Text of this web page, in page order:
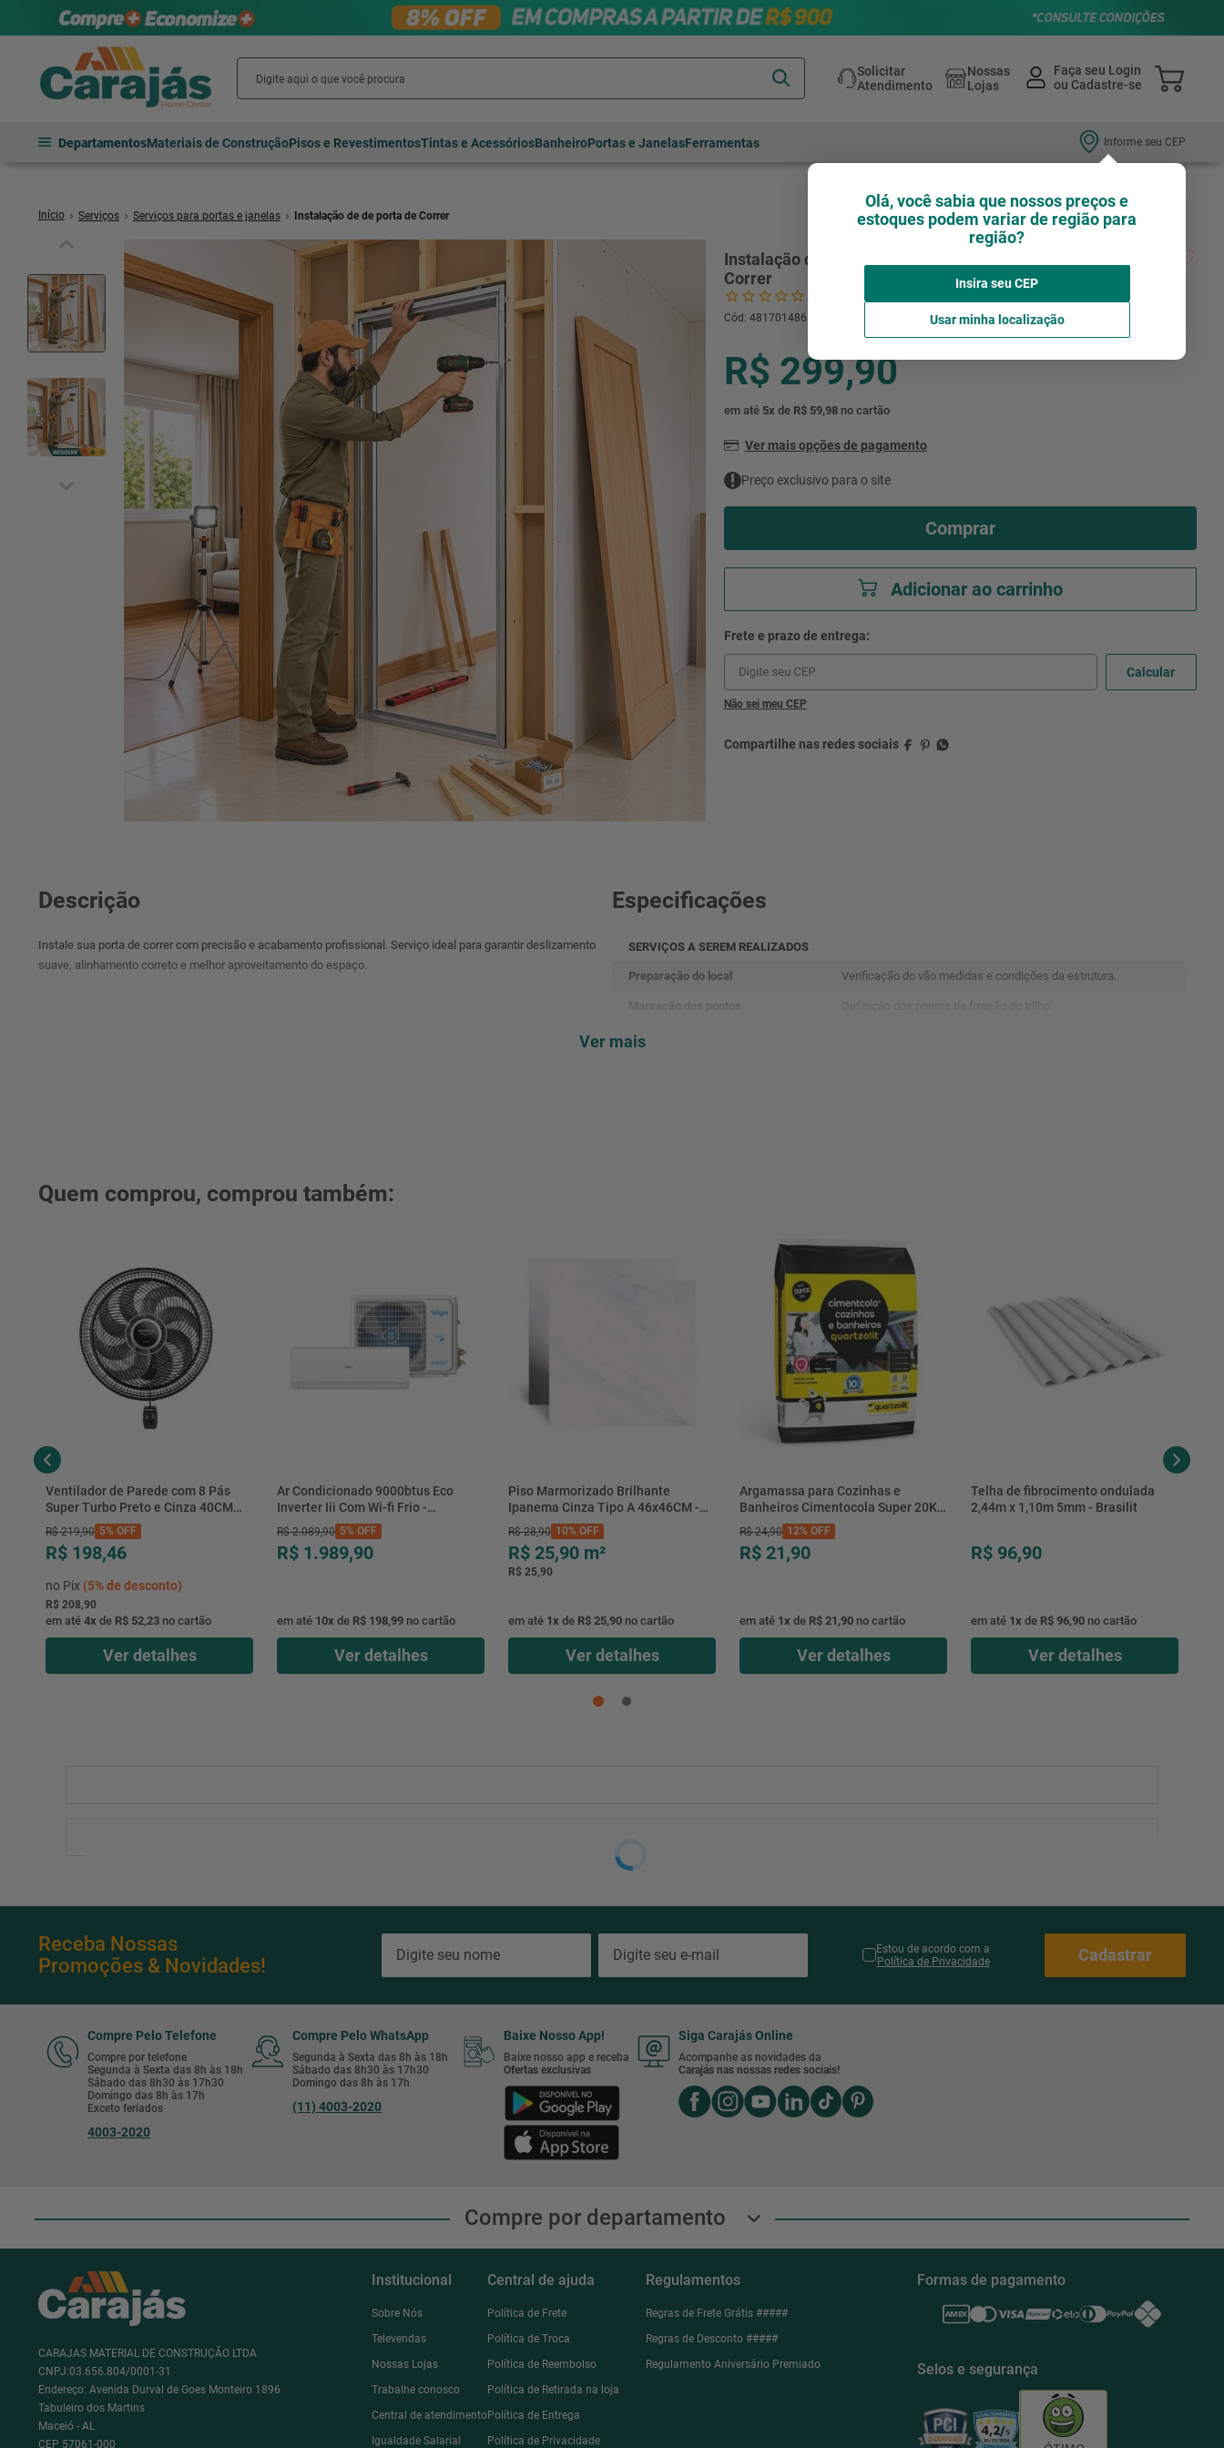
Solicitar
Atendimento
Nossas
Lojas
DepartamentosMateriais de ConstruçãoPisos e RevestimentosTintas e AcessóriosBanheiroPortas e JanelasFerramentas Informe seu CEP
Olá, você sabia que nossos preços e
estoques podem variar de região para
região?
Insira seu CEP
Usar minha localização
Serviços Serviços para portas e janelas Instalação de de porta de Correr
Instalação de de porta de
Correr
Cód: 481701486
R$ 299,90
em até 5x de R$ 59,98no cartão
Ver mais opções de pagamento
Preço exclusivo para o site
Comprar
Adicionar ao carrinho
Não sei meu CEP
Descrição
Instale sua porta de correr com precisão e acabamento profissional. Serviço ideal para garantir deslizamento
suave, alinhamento correto e melhor aproveitamento do espaço.
Especificações
SERVIÇOS A SEREM REALIZADOS
Preparação do local Verificação do vão medidas e condições da estrutura.
Marcação dos pontos Definição dos pontos de fixação do trilho.
Furação
Verificação do deslizamento e fechamento.
90 dias sobre o serviço
Instalaçãoda porta de correr no local preparado
Fornecimentoda porta trilhos especiais ou adaptações
estruturais
Consultara loja
Ver mais
Quem comprou, comprou também:
Ventilador de Parede com 8 Pás
Super Turbo Preto e Cinza 40CM
220V 140W - VTX-40P-8P - Mondial
R$ 219,90 5% OFF
R$ 198,46
no Pix (5%de desconto)
R$ 208,90
em até 4x de R$ 52,23 no cartão
Ver detalhes
Ar Condicionado 9000btus Eco
Inverter Iii Com Wi-fi Frio -
Hjfe09c2cg|hjfi09c2wg - Elgin
R$ 2.089,90 5% OFF
R$ 1.989,90
em até 10x de R$ 198,99 no cartão
Ver detalhes
Piso Marmorizado Brilhante
Ipanema Cinza Tipo A 46x46CM -
01.012771 - Cerbras
R$ 28,90 10% OFF
R$ 25,90 m²
R$ 25,90
em até 1x de R$ 25,90 no cartão
Ver detalhes
Argamassa para Cozinhas e
Banheiros Cimentocola Super 20KG
- 0118.00001.0020PL - Quartzolit
R$ 24,90 12% OFF
R$ 21,90
em até 1x de R$ 21,90 no cartão
Ver detalhes
Telha de fibrocimento ondulada
2,44m x 1,10m 5mm - Brasilit
R$ 96,90
em até 1x de R$ 96,90 no cartão
Ver detalhes
Receba Nossas
Promoções & Novidades!
Estou de acordo com a
Política de Privacidade
Cadastrar
Compre Pelo Telefone
Compre por telefone
Segunda à Sexta das 8h às 18h
Sábado das 8h30 às 17h30
Domingo das 8h às 17h
Exceto feriados
4003-2020
Compre Pelo WhatsApp
Segunda à Sexta das 8h às 18h
Sábado das 8h30 às 17h30
Domingo das 8h às 17h
(11) 4003-2020
Baixe Nosso App!
Baixe nosso app e receba
Ofertas exclusivas
Siga Carajás Online
Acompanhe as novidades da
Carajás nas nossas redes sociais!
Compre por departamento
CARAJAS MATERIAL DE CONSTRUÇÃO LTDA
CNPJ:03.656.804/0001-31
Endereço: Avenida Durval de Goes Monteiro 1896
Tabuleiro dos Martins
Maceió - AL
CEP 57061-000
Institucional
Sobre Nós
Televendas
Nossas Lojas
Trabalhe conosco
Central de atendimento
Igualdade Salarial
Central de ajuda
Política de Frete
Política de Troca
Política de Reembolso
Política de Retirada na loja
Política de Entrega
Política de Privacidade
Regulamentos
Regras de Frete Grátis #####
Regras de Desconto #####
Regulamento Aniversário Premiado
Formas de pagamento
Selos e segurança
3º piso
revestimento
porta
vaso sanitário
tinta
cadeira
mesa